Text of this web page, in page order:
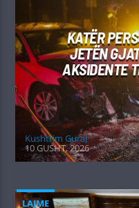
KATËR
JETËN
AKSIDENTE
Kushtrim Guraj
10 GUSHT, 2026
LAJME